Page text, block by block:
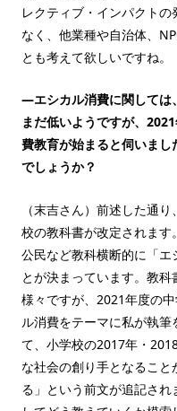
レクティブ・インパクト
なく、他業種や自治体、
とも考えて欲しいですね。
—エシカル消費に関しては
まだ低いようですが、
費教育が始まると伺いま
でしょうか？
（末吉さん）前述した通
校の教科書が改定されます
公民など教科横断的に「エ
とが決まっています。教
様々ですが、2021年度の
ル消費をテーマに私が執
て、小学校の2017年・
な社会の創り手となるこ
る」という前文が追記さ